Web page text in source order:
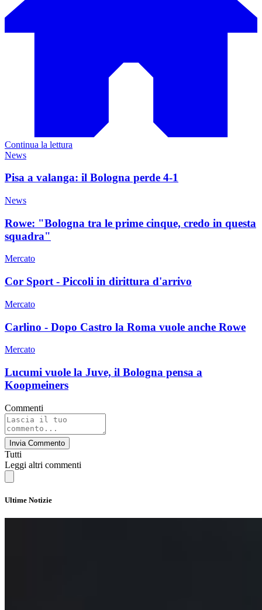
Continua la lettura
News
Pisa a valanga: il Bologna perde 4-1
News
Rowe: "Bologna tra le prime cinque, credo in questa
squadra"
Mercato
Cor Sport - Piccoli in dirittura d'arrivo
Mercato
Carlino - Dopo Castro la Roma vuole anche Rowe
Mercato
Lucumi vuole la Juve, il Bologna pensa a
Koopmeiners
Commenti
Invia Commento
Tutti
Leggi altri commenti
Ultime Notizie